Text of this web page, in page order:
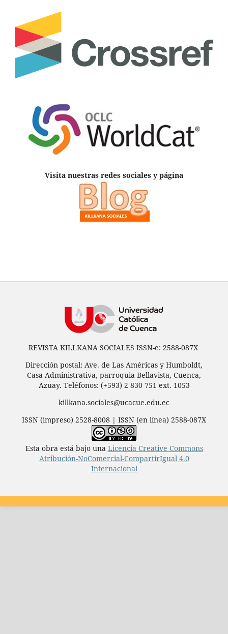
Visita nuestras redes sociales y página
REVISTA KILLKANA SOCIALES ISSN-e: 2588-087X
Dirección postal: Ave. de Las Américas y Humboldt,
Casa Administrativa, parroquia Bellavista, Cuenca,
Azuay. Teléfonos: (+593) 2 830 751 ext. 1053
killkana.sociales@ucacue.edu.ec
ISSN (impreso) 2528-8008 | ISSN (en línea) 2588-087X
Esta obra está bajo una Licencia Creative Commons
Atribución-NoComercial-CompartirIgual 4.0
Internacional